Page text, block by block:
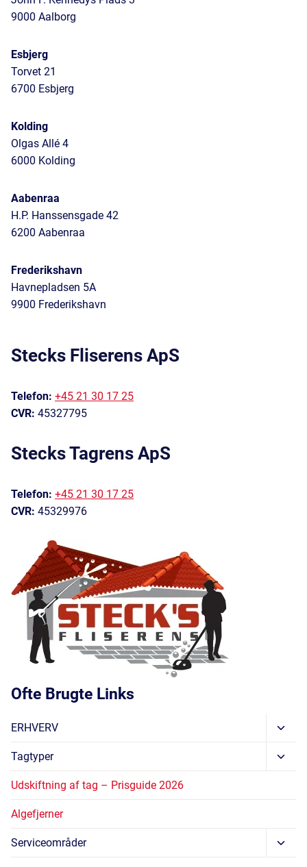
9000 Aalborg
Esbjerg
Torvet 21
6700 Esbjerg
Kolding
Olgas Allé 4
6000 Kolding
Aabenraa
H.P. Hanssensgade 42
6200 Aabenraa
Frederikshavn
Havnepladsen 5A
9900 Frederikshavn
Stecks Fliserens ApS
Telefon: +45 21 30 17 25
CVR: 45327795
Stecks Tagrens ApS
Telefon: +45 21 30 17 25
CVR: 45329976
Ofte Brugte Links
ERHVERV
Skift
Tagtyper
Skift
Udskiftning af tag – Prisguide 2026
Algefjerner
Serviceområder
Skift